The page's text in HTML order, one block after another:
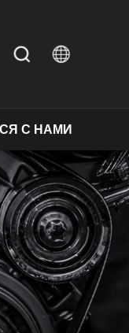
С НАМИ